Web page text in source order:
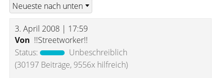
3. April 2008 | 17:59
Von !!Streetworker!!
Status:
Unbeschreiblich
(30197 Beiträge, 9556x hilfreich)